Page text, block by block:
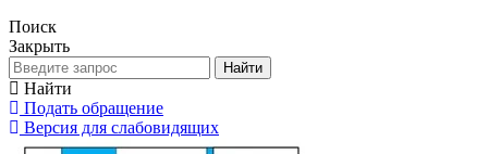
Поиск
Закрыть
Найти
Найти
Подать обращение
Версия для слабовидящих